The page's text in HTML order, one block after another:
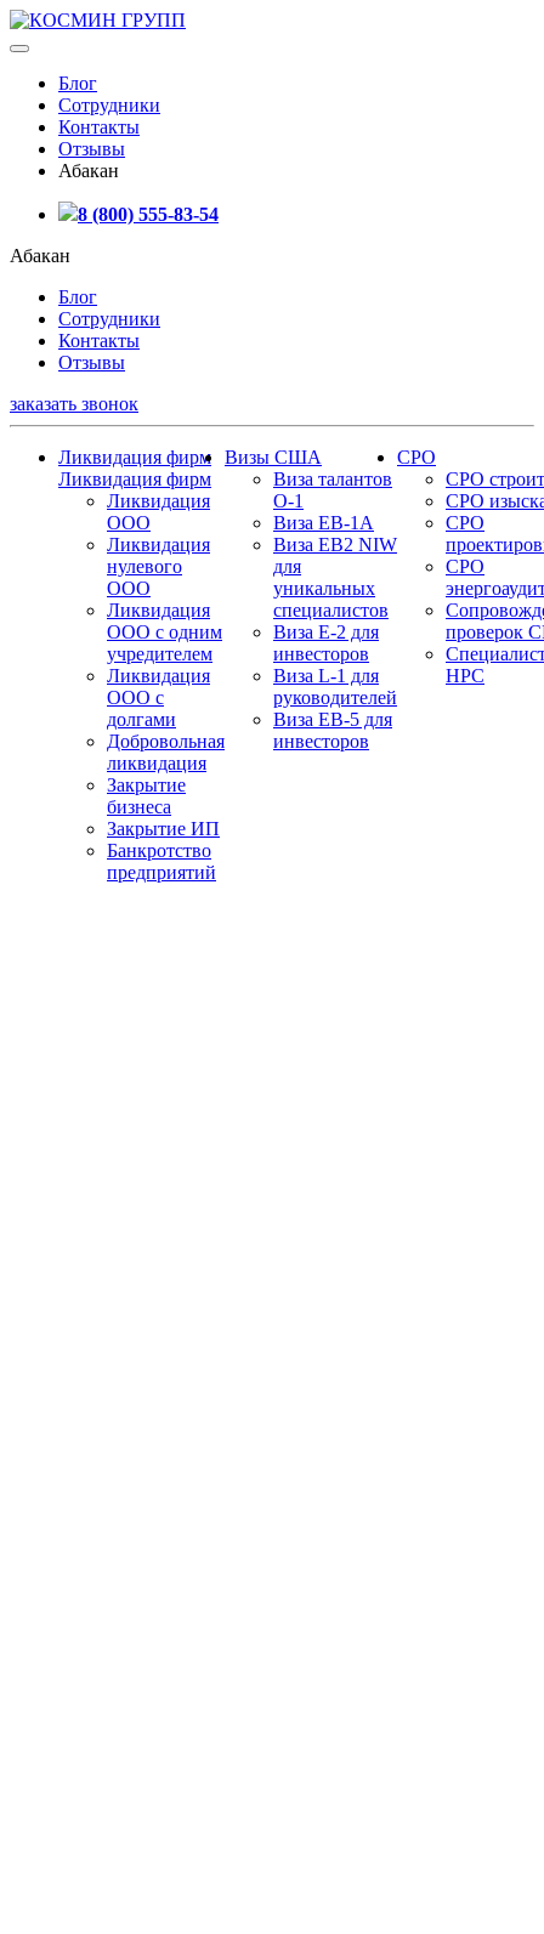
Блог
Сотрудники
Контакты
Отзывы
Абакан
8 (800) 555-83-54
Абакан
Блог
Сотрудники
Контакты
Отзывы
заказать звонок
Ликвидация фирм
Ликвидация фирм
Ликвидация
ООО
Ликвидация
нулевого
ООО
Ликвидация
ООО с одним
учредителем
Ликвидация
ООО с
долгами
Добровольная
ликвидация
Закрытие
бизнеса
Закрытие ИП
Банкротство
предприятий
Визы США
Виза талантов
О-1
Виза EB-1A
Виза EB2 NIW
для
уникальных
специалистов
Виза E-2 для
инвесторов
Виза L-1 для
руководителей
Виза EB-5 для
инвесторов
СРО
СРО
СРО
СРО
СРО
проверок
НРС